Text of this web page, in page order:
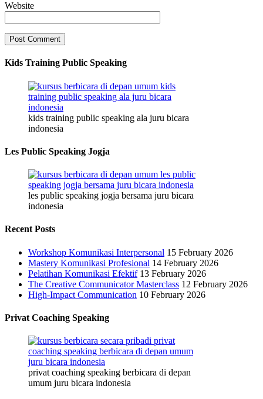
Website
Kids Training Public Speaking
kids training public speaking ala juru bicara
indonesia
Les Public Speaking Jogja
les public speaking jogja bersama juru bicara
indonesia
Recent Posts
Workshop Komunikasi Interpersonal 15 February 2026
Mastery Komunikasi Profesional 14 February 2026
Pelatihan Komunikasi Efektif 13 February 2026
The Creative Communicator Masterclass 12 February 2026
High-Impact Communication 10 February 2026
Privat Coaching Speaking
privat coaching speaking berbicara di depan
umum juru bicara indonesia